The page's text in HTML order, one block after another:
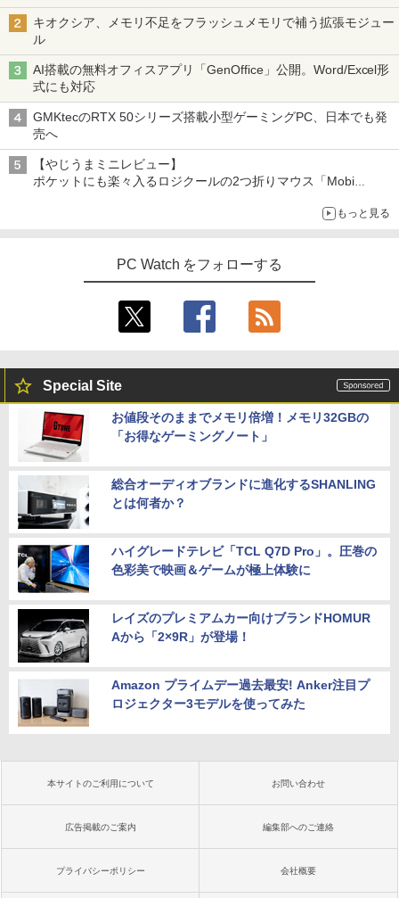
キオクシア、メモリ不足をフラッシュメモリで補う拡張モジュー
ル
AI搭載の無料オフィスアプリ「GenOffice」公開。Word/Excel形
式にも対応
GMKtecのRTX 50シリーズ搭載小型ゲーミングPC、日本でも発
売へ
【やじうまミニレビュー】
ポケットにも楽々入るロジクールの2つ折りマウス「Mobi
もっと見る
PC Watch をフォローする
Special Site
お値段そのままでメモリ倍増！メモリ32GBの
「お得なゲーミングノート」
総合オーディオブランドに進化するSHANLING
とは何者か？
ハイグレードテレビ「TCL Q7D Pro」。圧巻の
色彩美で映画＆ゲームが極上体験に
レイズのプレミアムカー向けブランドHOMUR
Aから「2×9R」が登場！
Amazon プライムデー過去最安! Anker注目プ
ロジェクター3モデルを使ってみた
本サイトのご利用について お問い合わせ
広告掲載のご案内 編集部へのご連絡
プライバシーポリシー 会社概要